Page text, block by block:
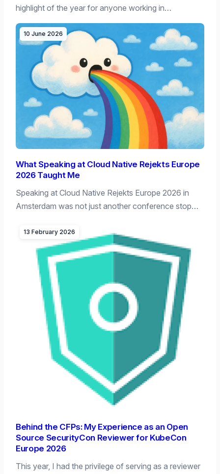
highlight of the year for anyone working in…
10 June 2026
What Speaking at Cloud Native Rejekts Europe
2026 Taught Me
Speaking at Cloud Native Rejekts Europe 2026 in
Amsterdam was not just another conference stop…
13 February 2026
Behind the CFPs: My Experience as an Open
Source SecurityCon Reviewer for KubeCon
Europe 2026
This year, I had the privilege of serving as a reviewer